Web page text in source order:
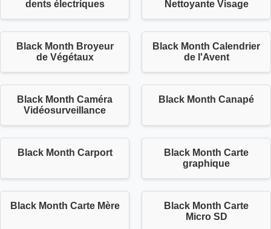
dents électriques Nettoyante Visage
Black Month Broyeur
de Végétaux
Black Month Calendrier
de l'Avent
Black Month Caméra
Vidéosurveillance
Black Month Canapé
Black Month Carport
Black Month Carte
graphique
Black Month Carte Mère
Black Month Carte
Micro SD